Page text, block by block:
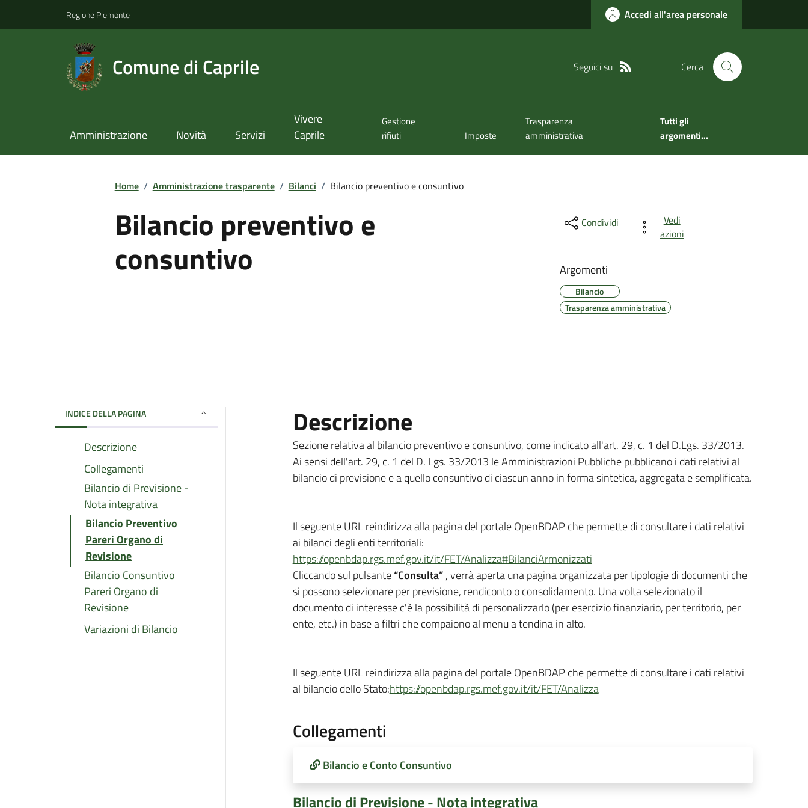
Regione Piemonte Accedi all'area personale
Comune di Caprile Seguici su Cerca
Amministrazione Novità Servizi
Vivere
Caprile
Gestione
rifiuti
Imposte
Trasparenza
amministrativa
Tutti gli
argomenti...
Home / Amministrazione trasparente / Bilanci / Bilancio preventivo e consuntivo
Bilancio preventivo e
consuntivo
Condividi
Vedi
azioni
Argomenti
Bilancio
Trasparenza amministrativa
INDICE DELLA PAGINA
Descrizione
Collegamenti
Bilancio di Previsione -
Nota integrativa
Bilancio Preventivo
Pareri Organo di
Revisione
Bilancio Consuntivo
Pareri Organo di
Revisione
Variazioni di Bilancio
Descrizione
Sezione relativa al bilancio preventivo e consuntivo, come indicato all'art. 29, c. 1 del D.Lgs. 33/2013.
Ai sensi dell'art. 29, c. 1 del D. Lgs. 33/2013 le Amministrazioni Pubbliche pubblicano i dati relativi al
bilancio di previsione e a quello consuntivo di ciascun anno in forma sintetica, aggregata e semplificata.
Il seguente URL reindirizza alla pagina del portale OpenBDAP che permette di consultare i dati relativi
ai bilanci degli enti territoriali:
https://openbdap.rgs.mef.gov.it/it/FET/Analizza#BilanciArmonizzati
Cliccando sul pulsante“Consulta”, verrà aperta una pagina organizzata per tipologie di documenti che
si possono selezionare per previsione, rendiconto o consolidamento. Una volta selezionato il
documento di interesse c'è la possibilità di personalizzarlo (per esercizio finanziario, per territorio, per
ente, etc.) in base a filtri che compaiono al menu a tendina in alto.
Il seguente URL reindirizza alla pagina del portale OpenBDAP che permette di consultare i dati relativi
al bilancio dello Stato:https://openbdap.rgs.mef.gov.it/it/FET/Analizza
Collegamenti
Bilancio e Conto Consuntivo
Bilancio di Previsione - Nota integrativa